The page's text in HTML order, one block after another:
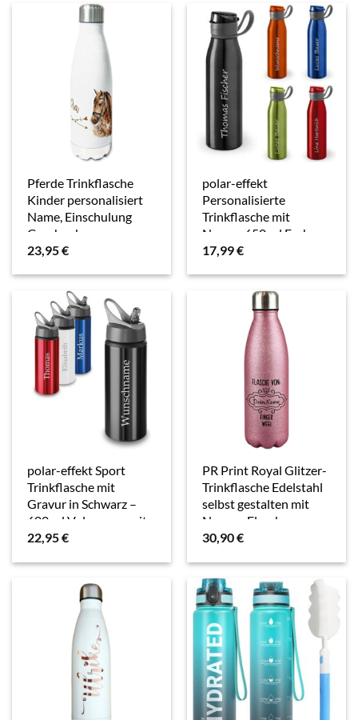
Pferde Trinkflasche
Kinder personalisiert
Name, Einschulung
Geschenk
Geschenkideen für
Mädchen und Junge
Edelstahl…
23,95€
polar-effekt
Personalisierte
Trinkflasche mit
Namen 650 ml Farbe
schwarz –
Sportflasche
LASERGRAVUR –
Geschenk-Idee für…
17,99€
polar-effekt Sport
Trinkflasche mit
Gravur in Schwarz –
600 ml Volumen – mit
Namensgravur –
– wiederverwendbar
22,95€
PR Print Royal Glitzer-
Trinkflasche Edelstahl
selbst gestalten mit
Name – Flasche von –
Thermosflasche,
frei, Geschenk
Freundin,…
30,90€